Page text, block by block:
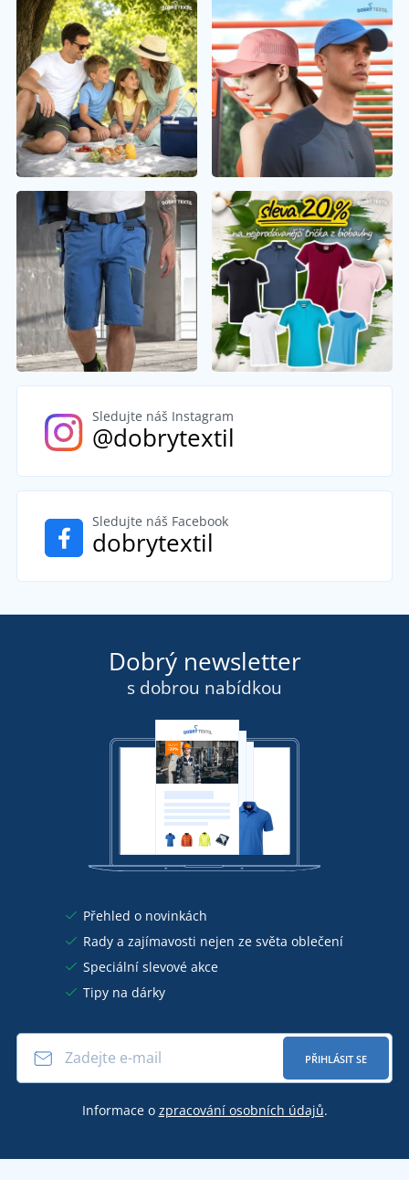
Sledujte náš Instagram
@dobrytextil
Sledujte náš Facebook
dobrytextil
Dobrý newsletter
s dobrou nabídkou
Přehled o novinkách
Rady a zajímavosti nejen ze světa oblečení
Speciální slevové akce
Tipy na dárky
PŘIHLÁSIT SE
Informace o zpracování osobních údajů.